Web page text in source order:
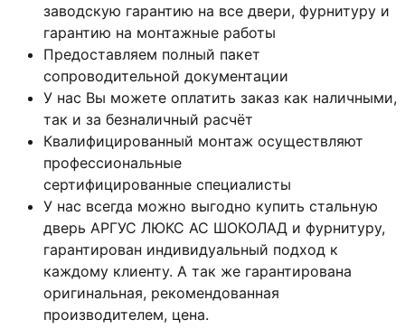
заводскую гарантию на все двери, фурнитуру и
гарантию на монтажные работы
Предоставляем полный пакет
сопроводительной документации
У нас Вы можете оплатить заказ как наличными,
так и за безналичный расчёт
Квалифицированный монтаж осуществляют
профессиональные
сертифицированные специалисты
У нас всегда можно выгодно купить стальную
дверь АРГУС ЛЮКС АС ШОКОЛАД и фурнитуру,
гарантирован индивидуальный подход к
каждому клиенту. А так же гарантирована
оригинальная, рекомендованная
производителем, цена.